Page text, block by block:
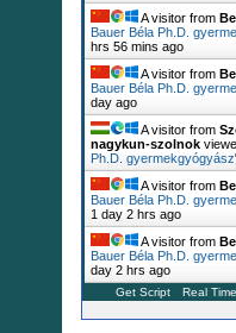
A visitor from
Bauer Béla Ph.D.
hrs 56 mins ago
A visitor from
Bauer Béla Ph.D.
day ago
A visitor from
nagykun-szolnok
Ph.D. gyermekgyógyász
A visitor from
Bauer Béla Ph.D.
1 day 2 hrs ago
A visitor from
Bauer Béla Ph.D.
day 2 hrs ago
Get Script Real Time